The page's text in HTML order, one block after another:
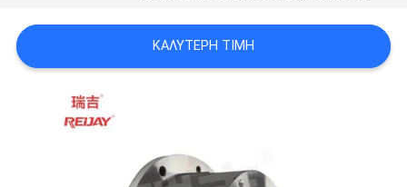
OFFICIAL
WEBSITE
SITEMAP
ΚΑΛΎΤΕΡΗ ΤΙΜΉ